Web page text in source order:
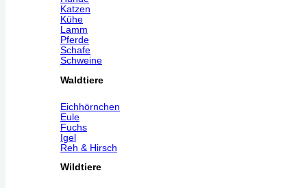
Katzen
Kühe
Lamm
Pferde
Schafe
Schweine
Waldtiere
Eichhörnchen
Eule
Fuchs
Igel
Reh & Hirsch
Wildtiere